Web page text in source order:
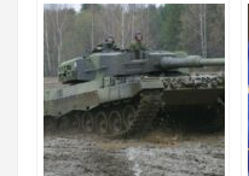
Німеччині